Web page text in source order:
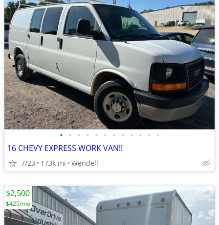
• • • • • • • • • • • •
16 CHEVY EXPRESS WORK VAN!!
7/23 173k mi Wendell
$2,500
$425/mo